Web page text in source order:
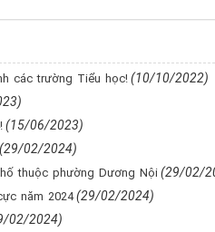
các trường Tiểu học! (10/10/2022)
(15/06/2023)
(29/02/2024)
thuộc phường Dương Nội (29/02/
năm 2024 (29/02/2024)
02/2024)